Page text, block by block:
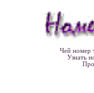
Чей номер
Узнать